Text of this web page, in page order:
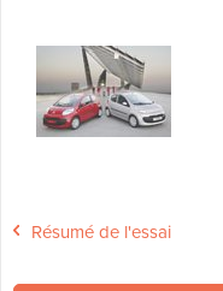
Résumé de l'essai